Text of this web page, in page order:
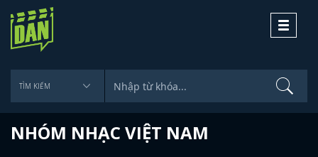
Toggle
NHÓM NHẠC VIỆT NAM